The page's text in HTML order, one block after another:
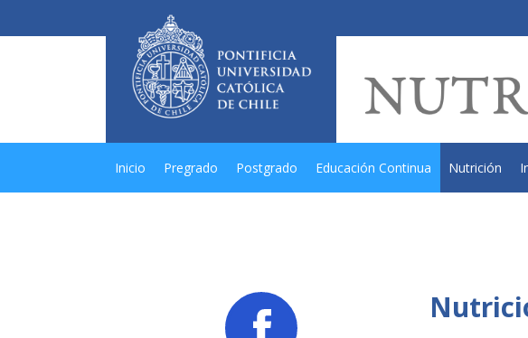
Inicio Pregrado Postgrado Educación Continua Nutrición